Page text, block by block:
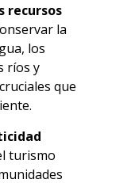
recursos
la
los
ríos y
que
turismo